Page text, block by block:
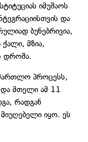
იმუშაოს
და
ბუნებრივია,
მზია,
დროშა.
პროცესს,
მთელი ამ 11
რადგან
იყო. ეს